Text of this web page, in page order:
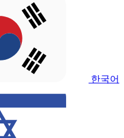
한국어